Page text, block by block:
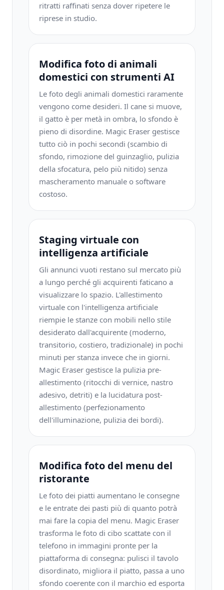
ritratti raffinati senza dover ripetere le
riprese in studio.
Modifica foto di animali
domestici con strumenti AI
Le foto degli animali domestici raramente
vengono come desideri. Il cane si muove,
il gatto è per metà in ombra, lo sfondo è
pieno di disordine. Magic Eraser gestisce
tutto ciò in pochi secondi (scambio di
sfondo, rimozione del guinzaglio, pulizia
della sfocatura, pelo più nitido) senza
mascheramento manuale o software
costoso.
Staging virtuale con
intelligenza artificiale
Gli annunci vuoti restano sul mercato più
a lungo perché gli acquirenti faticano a
visualizzare lo spazio. L'allestimento
virtuale con l'intelligenza artificiale
riempie le stanze con mobili nello stile
desiderato dall'acquirente (moderno,
transitorio, costiero, tradizionale) in pochi
minuti per stanza invece che in giorni.
Magic Eraser gestisce la pulizia pre-
allestimento (ritocchi di vernice, nastro
adesivo, detriti) e la lucidatura post-
allestimento (perfezionamento
dell'illuminazione, pulizia dei bordi).
Modifica foto del menu del
ristorante
Le foto dei piatti aumentano le consegne
e le entrate dei pasti più di quanto potrà
mai fare la copia del menu. Magic Eraser
trasforma le foto di cibo scattate con il
telefono in immagini pronte per la
piattaforma di consegna: pulisci il tavolo
disordinato, migliora il piatto, passa a uno
sfondo coerente con il marchio ed esporta